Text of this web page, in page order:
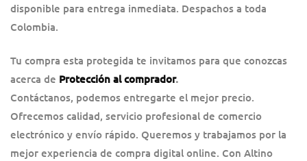
disponible para entrega inmediata. Despachos a toda
Colombia.
Tu compra esta protegida te invitamos para que conozcas
acerca de Protección al comprador.
Contáctanos, podemos entregarte el mejor precio.
Ofrecemos calidad, servicio profesional de comercio
electrónico y envío rápido. Queremos y trabajamos por la
mejor experiencia de compra digital online. Con Altino